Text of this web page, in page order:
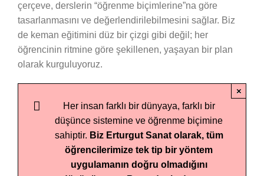
çerçeve, derslerin “öğrenme biçimlerine”na göre
tasarlanmasını ve değerlendirilebilmesini sağlar. Biz
de keman eğitimini düz bir çizgi gibi değil; her
öğrencinin ritmine göre şekillenen, yaşayan bir plan
olarak kurguluyoruz.
Her insan farklı bir dünyaya, farklı bir
düşünce sistemine ve öğrenme biçimine
sahiptir. Biz Erturgut Sanat olarak, tüm
öğrencilerimize tek tip bir yöntem
uygulamanın doğru olmadığını
×